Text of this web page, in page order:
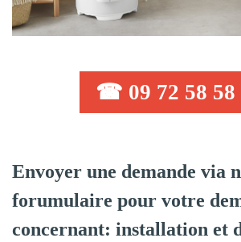
☎ 09 72 58 58
Envoyer une demande via
forumulaire pour votre
concernant: installation et